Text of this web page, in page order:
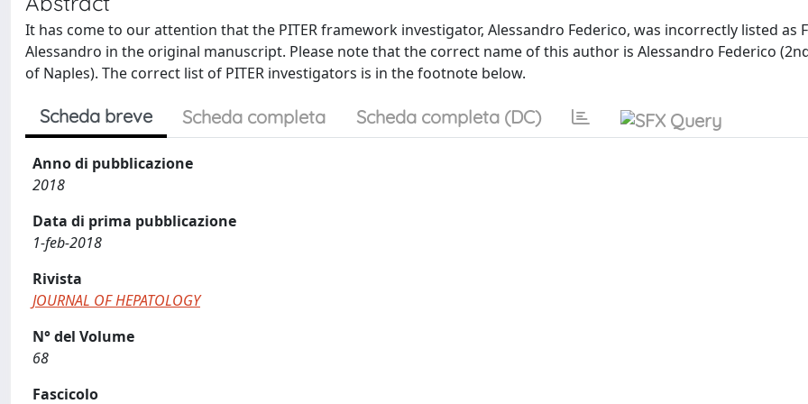
It has come to our attention that the PITER framework investigator, Alessandro Federico, was incorrectly listed as
Alessandro in the original manuscript. Please note that the correct name of this author is Alessandro Federico
of Naples). The correct list of PITER investigators is in the footnote below.
Scheda breve Scheda completa Scheda completa (DC)
Anno di pubblicazione
2018
Data di prima pubblicazione
1-feb-2018
Rivista
JOURNAL OF HEPATOLOGY
N° del Volume
68
Fascicolo